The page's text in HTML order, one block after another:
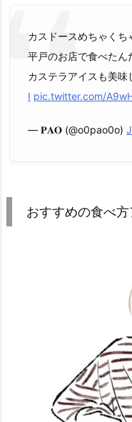
カスドースめちゃくち
平戸のお店で食べたん
カステラアイスも美味
I pic.twitter.com/
— 𝐏𝐀𝐎 (@o0pao0o)
おすすめの食べ